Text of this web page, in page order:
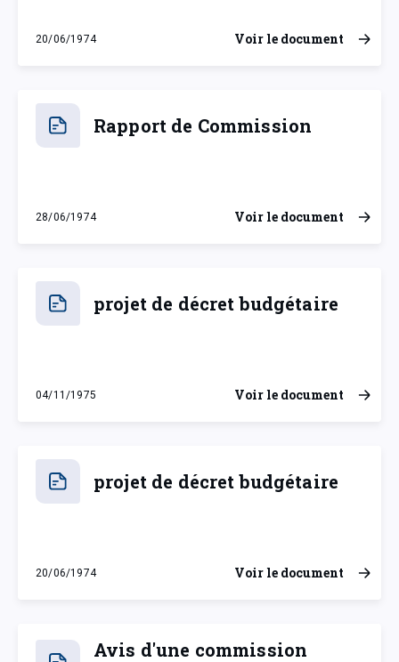
20/06/1974
jeudi 20 juin 1974
Voir le document
Rapport de Commission
28/06/1974
vendredi 28 juin 1974
Voir le document
projet de décret budgétaire
04/11/1975
mardi 4 novembre 1975
Voir le document
projet de décret budgétaire
20/06/1974
jeudi 20 juin 1974
Voir le document
Avis d'une commission